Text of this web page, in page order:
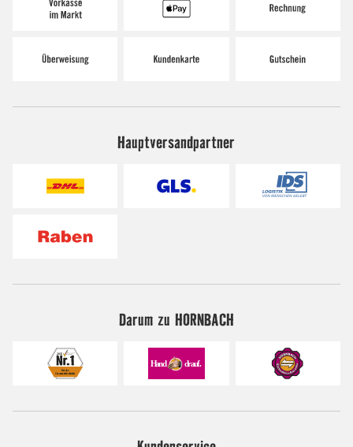
Hauptversandpartner
Darum zu HORNBACH